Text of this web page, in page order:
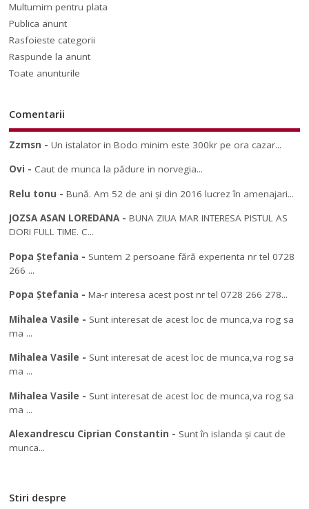
Multumim pentru plata
Publica anunt
Rasfoieste categorii
Raspunde la anunt
Toate anunturile
Comentarii
Zzmsn -Un istalator in Bodo minim este 300kr pe ora cazar...
Ovi - Caut de munca la pădure in norvegia...
Relu tonu -Bună. Am 52 de ani și din 2016 lucrez în amenajari...
JOZSA ASAN LOREDANA-BUNA ZIUA MAR INTERESA PISTUL AS
DORI FULL TIME. C...
Popa Ștefania - Suntem 2 persoane fără experienta nr tel 0728
266 ...
Popa Ștefania -Ma-r interesa acest post nr tel 0728 266 278...
Mihalea Vasile - Sunt interesat de acest loc de munca,va rog sa
ma ...
Mihalea Vasile - Sunt interesat de acest loc de munca,va rog sa
ma ...
Mihalea Vasile - Sunt interesat de acest loc de munca,va rog sa
ma ...
Alexandrescu Ciprian Constantin - Sunt în islanda și caut de
munca...
Stiri despre